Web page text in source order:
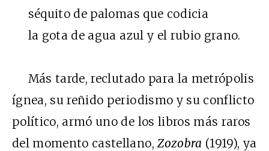
séquito de palomas que codicia
la gota de agua azul y el rubio grano.
Más tarde, reclutado para la metrópolis
ígnea, su reñido periodismo y su conflicto
político, armó uno de los libros más raros
del momento castellano,Zozobra (1919), ya